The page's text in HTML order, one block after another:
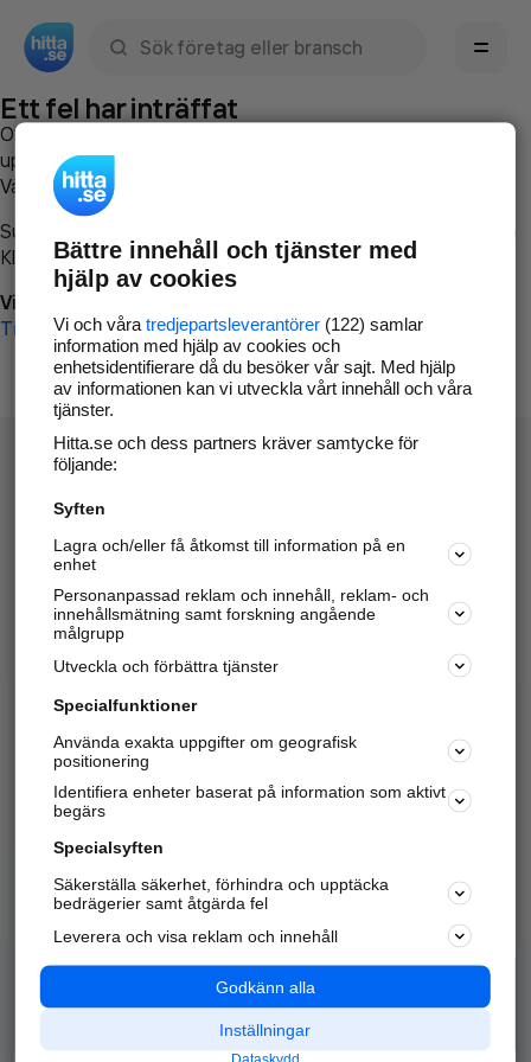
Ett fel har inträffat
Om du vill kan du
uppstod så att vi lättare och snabbare kan avhjälpa det.
Vänligen försök med följande:
Surfa till
Klicka påTillbaka-knappen i webbläsaren och försök igen
Vi beklagar besväret!
Till startsidan
Hitta.se - Gratis nummerupplysning.
Sök företag, personer och platser.
Hitta telefonnummer, adresser, företagsinfo mm.
Marknadsför företaget
Kom igång och annonsera mot
samarbetspartners nära dig.
Alla kategorier
Populära sökningar
API & Kartor
Annonsera
Integritet
Nödnummer
Bättre innehåll och tjänster med
hjälp av cookies
Vi och våra tredjepartsleverantörer(122) samlar
information med hjälp av cookies och
enhetsidentifierare då du besöker vår sajt. Med hjälp
av informationen kan vi utveckla vårt innehåll och våra
tjänster.
Hitta.se och dess partners kräver samtycke för
följande:
Syften
Lagra och/eller få åtkomst till information på en
enhet
Personanpassad reklam och innehåll, reklam- och
innehållsmätning samt forskning angående
målgrupp
Utveckla och förbättra tjänster
Specialfunktioner
Använda exakta uppgifter om geografisk
positionering
Identifiera enheter baserat på information som aktivt
begärs
Specialsyften
Säkerställa säkerhet, förhindra och upptäcka
bedrägerier samt åtgärda fel
Leverera och visa reklam och innehåll
Godkänn alla
Inställningar
Dataskydd